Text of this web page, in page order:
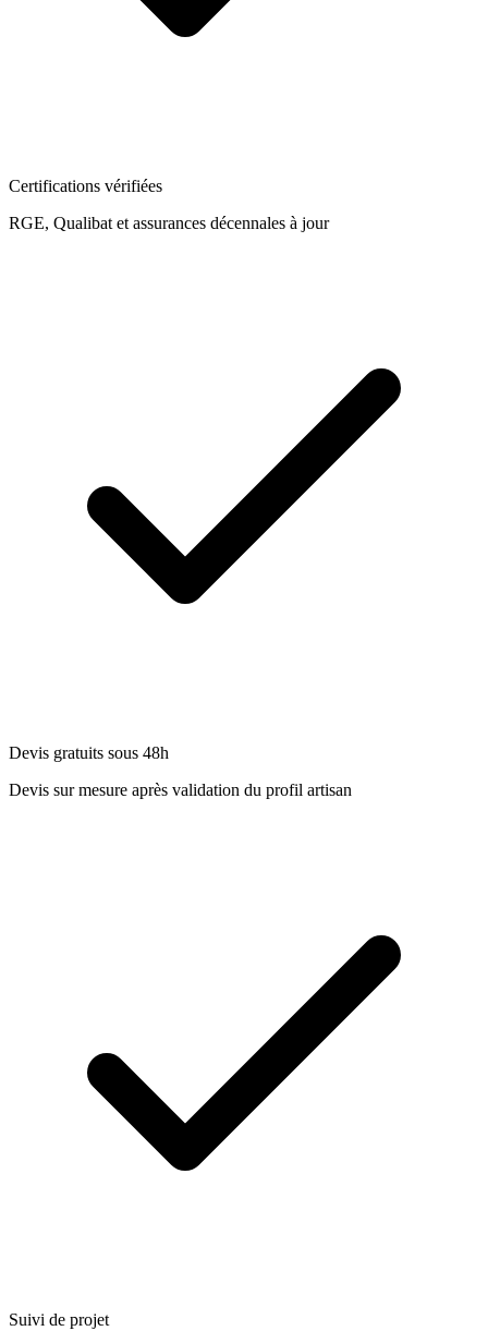
Certifications vérifiées
RGE, Qualibat et assurances décennales à jour
Devis gratuits sous 48h
Devis sur mesure après validation du profil artisan
Suivi de projet